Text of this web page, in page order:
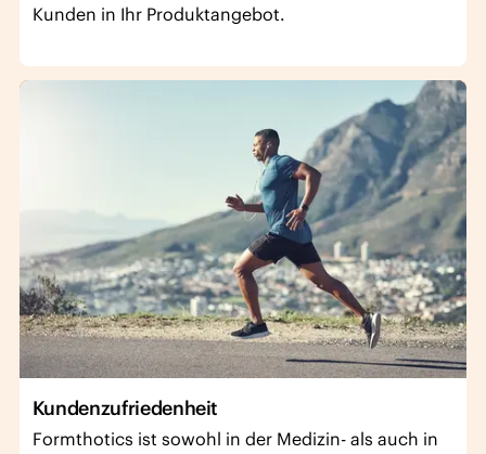
Kunden in Ihr Produktangebot.
Kundenzufriedenheit
Formthotics ist sowohl in der Medizin- als auch in